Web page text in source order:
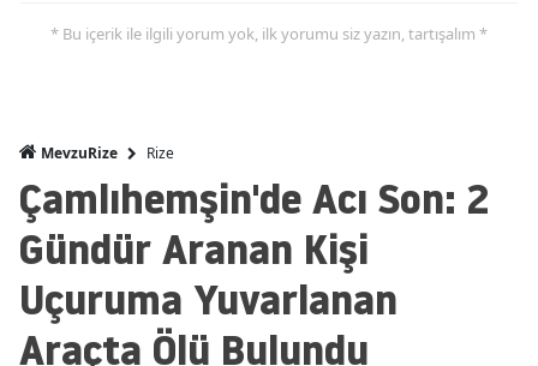
* Bu içerik ile ilgili yorum yok, ilk yorumu siz yazın, tartışalım *
MevzuRize Rize
Çamlıhemşin'de Acı Son: 2
Gündür Aranan Kişi
Uçuruma Yuvarlanan
Araçta Ölü Bulundu